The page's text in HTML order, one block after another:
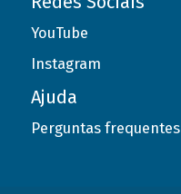
YouTube
Instagram
Ajuda
Perguntas frequentes